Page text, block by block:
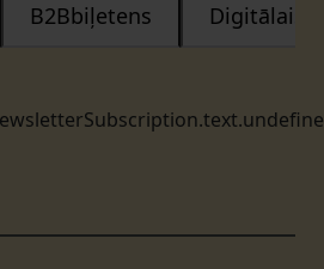
B2Bbiļetens Digitālais